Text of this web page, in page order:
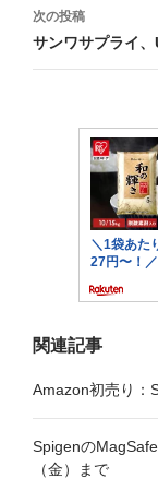
ビ
ゲ
次の投稿
サンワサプライ
関連記事
Amazon初売り：
Spigenの
（金）まで